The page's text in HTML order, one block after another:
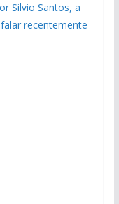
Silvio Santos, a
recentemente